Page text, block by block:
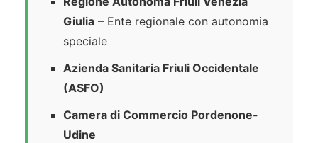
Giulia – Ente regionale con autonomia
speciale
Azienda Sanitaria Friuli Occidentale
(ASFO)
Camera di Commercio Pordenone-
Udine